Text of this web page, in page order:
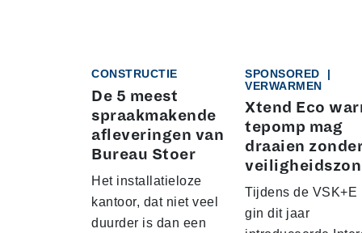
CONSTRUCTIE
De 5 meest
spraakmakende
afleveringen van
Bureau Stoer
Het installatieloze
kantoor, dat niet veel
duurder is dan een
SPONSORED
|
VERWARMEN
Xtend Eco
tepomp mag
draaien
Tijdens de VSK+E
gin dit jaar